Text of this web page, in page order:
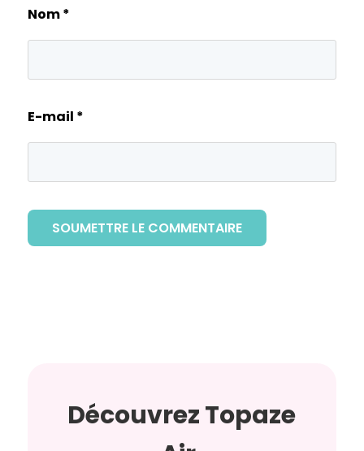
Nom*
E-mail *
SOUMETTRE LE COMMENTAIRE
Découvrez Topaze